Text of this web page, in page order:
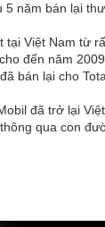
5 năm bán lại
đến năm
bán lại cho
qua con